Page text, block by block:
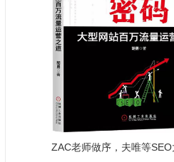
ZAC老师做序，夫唯等SEO大